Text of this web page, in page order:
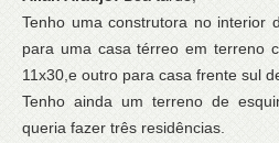
Tenho uma construtora no interior
para uma casa térreo em terreno
11x30,e outro para casa frente sul
Tenho ainda um terreno de
queria fazer três residências.